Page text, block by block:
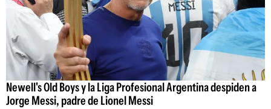
Newell's Old Boys y la Liga Profesional Argentina despiden a
Jorge Messi, padre de Lionel Messi